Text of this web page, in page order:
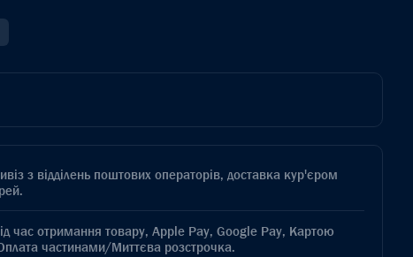
з відділень поштових операторів, доставка кур'єром
час отримання товару, Apple Pay, Google Pay, Картою
частинами/Миттєва розстрочка.